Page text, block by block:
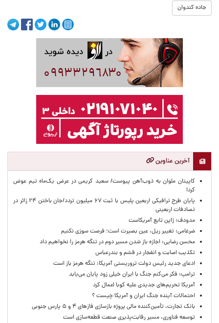
جاده کندوان
آخرین عناوین
کاپیتان ملوان به ذوب‌آهن پیوست/ سعید کریمی در عرض یک‌ماه تیم عوض
کرد!
پایان طرح ترافیکی اربعین پلیس با ثبت ۶۷ میلیون تردد/جان باختن ۲۴ زائر در
تصادفات اربعینی
مدودف: ژاپن تابع آمریکاست
ضرغامی: تغییر ریل، عین بصیرت است؛ فرصت سوزی نکنیم
محسن رضایی: اجازه باز شدن مسیر دوم در تنگه هرمز را نخواهیم داد
تکذیب اصابت و انفجار در قشم و بندرعباس
ادعای جدید رئیس دولت تروریستی آمریکا: تنگه هرمز باز است
ترامپ: فکر می‌کنم جنگ با ایران خیلی زود پایان می‌یابد
آمریکا تحریم‌های جدیدی علیه کوبا اعمال کرد
احتمالات آینده جنگ ایران و آمریکا چیست ؟
بانک تجارت، تأمین‌کننده مالی پروژه بازسازی فازهای ۴ و ۵ پارس جنوبی
توسعه فناوری، مسیر رقابت‌پذیری صنعت قطعه‌سازی است